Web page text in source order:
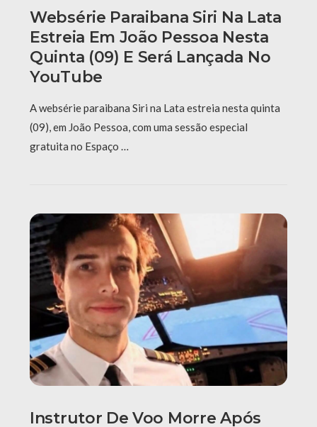
Websérie Paraibana Siri Na Lata
Estreia Em João Pessoa Nesta
Quinta (09) E Será Lançada No
YouTube
A websérie paraibana Siri na Lata estreia nesta quinta
(09), em João Pessoa, com uma sessão especial
gratuita no Espaço …
Instrutor De Voo Morre Após